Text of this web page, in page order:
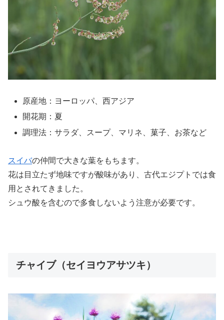
原産地：ヨーロッパ、西アジア
開花期：夏
調理法：サラダ、スープ、マリネ、菓子、お茶など
スイバの仲間で大きな葉をもちます。
花は目立たず地味ですが酸味があり、古代エジプトでは食
用とされてきました。
シュウ酸を含むので多食しないよう注意が必要です。
チャイブ（セイヨウアサツキ）